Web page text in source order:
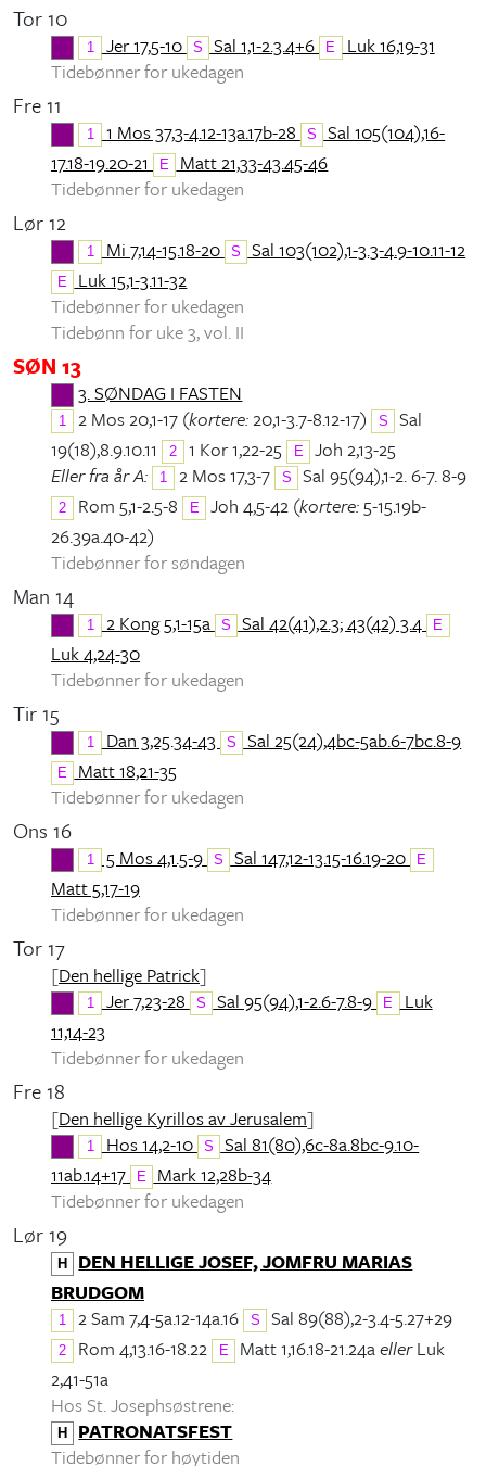
Tor 10
1 Jer 17,5-10 S Sal 1,1-2.3.4+6 E
Luk 16,19-31
Tidebønner for ukedagen
Fre 11
1 1 Mos 37,3-4.12-13a.17b-28 S
Sal 105(104),16-
17.18-19.20-21
E
Matt 21,33-43.45-46
Tidebønner for ukedagen
Lør 12
1 Mi 7,14-15.18-20 S Sal 103(102),1-3.3-4.9-10.11-12
E
Luk 15,1-3.11-32
Tidebønner for ukedagen
Tidebønn for uke 3, vol. II
SØN 13
3. SØNDAG I FASTEN
1 2 Mos 20,1-17 (kortere:20,1-3.7-8.12-17) S
Sal
19(18),8.9.10.11
2 1 Kor 1,22-25 E
Joh 2,13-25
Eller fra år A:
1 2 Mos 17,3-7 S Sal 95(94),1-2. 6-7. 8-9
2 Rom 5,1-2.5-8 E Joh 4,5-42 (kortere:5-15.19b-
26.39a.40-42)
Tidebønner for søndagen
Man 14
1 2 Kong 5,1-15a S Sal 42(41),2.3; 43(42) 3.4 E
Luk 4,24-30
Tidebønner for ukedagen
Tir 15
1 Dan 3,25.34-43 S Sal 25(24),4bc-5ab.6-7bc.8-9
E
Matt 18,21-35
Tidebønner for ukedagen
Ons 16
1 5 Mos 4,1.5-9 S Sal 147,12-13.15-16.19-20 E
Matt 5,17-19
Tidebønner for ukedagen
Tor 17
[Den hellige Patrick]
1 Jer 7,23-28 S Sal 95(94),1-2.6-7.8-9 E
Luk
11,14-23
Tidebønner for ukedagen
Fre 18
[Den hellige Kyrillos av Jerusalem]
1 Hos 14,2-10 S
Sal 81(80),6c-8a.8bc-9.10-
11ab.14+17
E
Mark 12,28b-34
Tidebønner for ukedagen
Lør 19
H
DEN HELLIGE JOSEF, JOMFRU MARIAS
BRUDGOM
1 2 Sam 7,4-5a.12-14a.16 S Sal 89(88),2-3.4-5.27+29
2 Rom 4,13.16-18.22 E Matt 1,16.18-21.24aellerLuk
2,41-51a
Hos St. Josephsøstrene:
H
PATRONATSFEST
Tidebønner for høytiden